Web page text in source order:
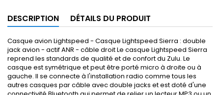
DESCRIPTION DÉTAILS DU PRODUIT
Casque avion Lightspeed - Casque Lightspeed Sierra : double
jack avion - actif ANR - câble droit Le casque Lightspeed Sierra
reprend les standards de qualité et de confort du Zulu. Le
casque est symétrique et peut être porté micro à droite ou à
gauche. Il se connecte à l'installation radio comme tous les
autres casques par câble avec double jacks et est doté d'une